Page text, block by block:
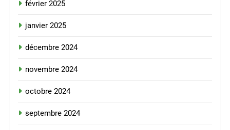
février 2025
janvier 2025
décembre 2024
novembre 2024
octobre 2024
septembre 2024